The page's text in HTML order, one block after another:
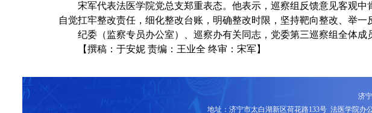
宋军代表法医学院党总支郑重表态。他表示，巡察组反馈意见客观中
自觉扛牢整改责任，细化整改台账， 明确整改时限，坚持靶向整改、举一
纪委（监察专员办公室）、 巡察办有关同志，党委第三巡察组全体成
【撰稿：于安妮 责编：王业全 终审：宋军】
济
地址：济宁市太白湖新区荷花路133号 法医学院办